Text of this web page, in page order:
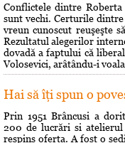
Conflictele dintre Roberta
sunt vechi. Certurile
vreun cunoscut reuşeşte
Rezultatul alegerilor
dovadă a faptului că
Volosevici, arâtându-i
Hai să îţi spun o
Prin 1951 Brâncusi a
200 de lucrări si
respins oferta. A fost o